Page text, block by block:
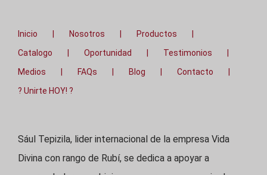
Inicio Nosotros
Productos
Catalogo
Oportunidad
Testimonios
Medios
FAQs Blog
Contacto
? Unirte HOY! ?
Sául Tepizila, lider internacional de la empresa Vida
Divina con rango de Rubí, se dedica a apoyar a